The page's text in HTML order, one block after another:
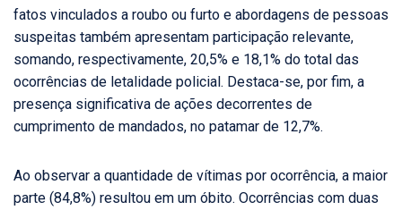
fatos vinculados a roubo ou furto e abordagens de pessoas
suspeitas também apresentam participação relevante,
somando, respectivamente, 20,5% e 18,1% do total das
ocorrências de letalidade policial. Destaca-se, por fim, a
presença significativa de ações decorrentes de
cumprimento de mandados, no patamar de 12,7%.
Ao observar a quantidade de vítimas por ocorrência, a maior
parte (84,8%) resultou em um óbito. Ocorrências com duas